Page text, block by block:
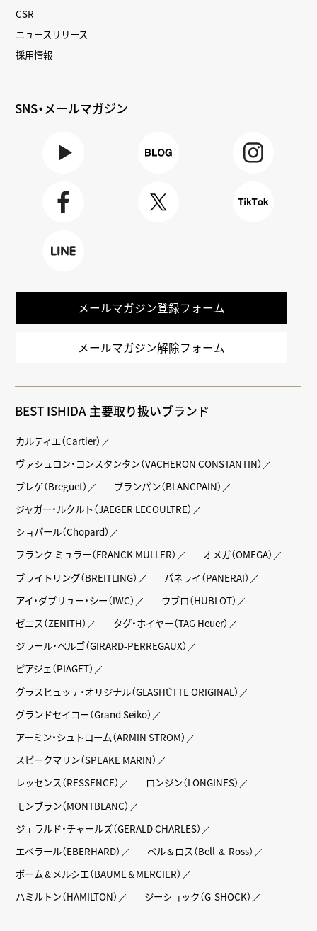
CSR
ニュースリリース
採用情報
SNS・メールマガジン
メールマガジン登録フォーム
メールマガジン解除フォーム
BEST ISHIDA 主要取り扱いブランド
カルティエ（Cartier）
ヴァシュロン・コンスタンタン（VACHERON CONSTANTIN）
ブレゲ（Breguet）
ブランパン（BLANCPAIN）
ジャガー・ルクルト（JAEGER LECOULTRE）
ショパール（Chopard）
フランク ミュラー（FRANCK MULLER）
オメガ（OMEGA）
ブライトリング（BREITLING）
パネライ（PANERAI）
アイ・ダブリュー・シー（IWC）
ウブロ（HUBLOT）
ゼニス（ZENITH）
タグ・ホイヤー（TAG Heuer）
ジラール・ペルゴ（GIRARD-PERREGAUX）
ピアジェ（PIAGET）
グラスヒュッテ・オリジナル（GLASHÜTTE ORIGINAL）
グランドセイコー（Grand Seiko）
アーミン・シュトローム（ARMIN STROM）
スピークマリン（SPEAKE MARIN）
レッセンス（RESSENCE）
ロンジン（LONGINES）
モンブラン（MONTBLANC）
ジェラルド・チャールズ（GERALD CHARLES）
エベラール（EBERHARD）
ベル＆ロス（Bell ＆ Ross）
ボーム＆メルシエ（BAUME＆MERCIER）
ハミルトン（HAMILTON）
ジーショック（G-SHOCK）